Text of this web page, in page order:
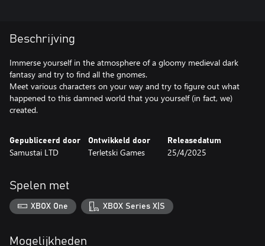
Beschrijving
Immerse yourself in the atmosphere of a gloomy medieval dark
fantasy and try to find all the gnomes.
Meet various characters on your way and try to figure out what
happened to this damned world that you yourself (in fact, we)
created.
Gepubliceerd door
Samustai LTD
Ontwikkeld door
Terletski Games
Releasedatum
25/4/2025
Spelen met
XBOX One XBOX Series X|S
Mogelijkheden